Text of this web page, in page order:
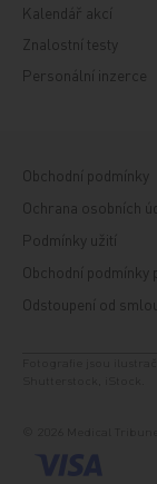
Kalendář akcí
Znalostní testy
Personální inzerce
Obchodní podmínky
Ochrana osobních
Podmínky užití
Obchodní podmínky
Odstoupení od